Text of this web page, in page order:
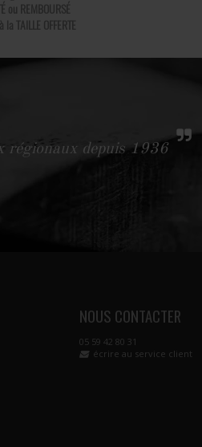
ou REMBOURSÉ
la TAILLE OFFERTE
régionaux depuis 1936
NOUS CONTACTER
05 59 42 80 31
écrire au service client